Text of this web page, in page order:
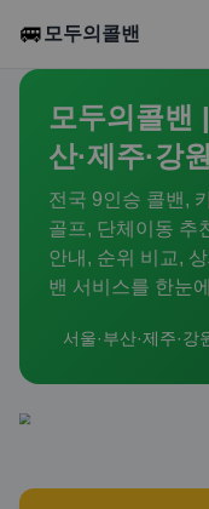
🚐 모두의콜밴
모두의콜밴
산·제주·강원
전국 9인승 콜밴,
골프, 단체이동 추
안내, 순위 비교,
밴 서비스를 한눈
서울·부산·제주·강